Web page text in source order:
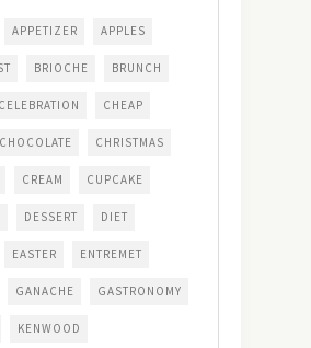
APPETIZER APPLES
BRIOCHE BRUNCH
CELEBRATION CHEAP
CHOCOLATE CHRISTMAS
CREAM CUPCAKE
DESSERT DIET
EASTER ENTREMET
GANACHE GASTRONOMY
KENWOOD